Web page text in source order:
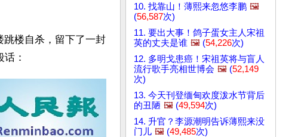
跳楼自杀，留下了一封
：
10. 找靠山！薄熙来忽悠李鹏 🖼️
(56,587次)
11. 要出大事！鸽子蛋女主人宋祖
英的丈夫是谁 🖼️ (54,226次)
12. 多明戈患癌！宋祖英将与盲人
流行歌手亮相世博会 🖼️ (52,149
次)
13. 今天刊登缅甸欢度泼水节背后
的丑陋 🖼️ (49,594次)
14. 升官？李源潮明告诉薄熙来没
门儿 🖼️ (49,485次)